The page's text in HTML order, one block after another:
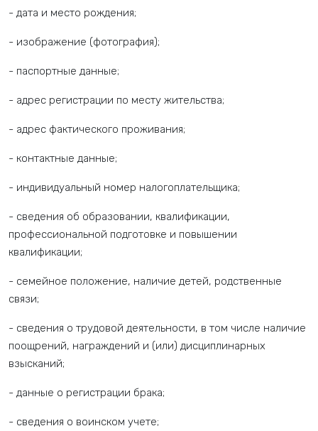
- дата и место рождения;
- изображение (фотография);
- паспортные данные;
- адрес регистрации по месту жительства;
- адрес фактического проживания;
- контактные данные;
- индивидуальный номер налогоплательщика;
- сведения об образовании, квалификации,
профессиональной подготовке и повышении
квалификации;
- семейное положение, наличие детей, родственные
связи;
- сведения о трудовой деятельности, в том числе наличие
поощрений, награждений и (или) дисциплинарных
взысканий;
- данные о регистрации брака;
- сведения о воинском учете;